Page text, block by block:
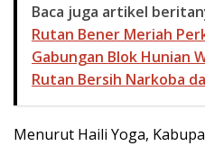
Baca juga artikel
Rutan Bener Meriah
Gabungan Blok Hunian
Rutan Bersih Narkoba
Menurut Haili Yoga,